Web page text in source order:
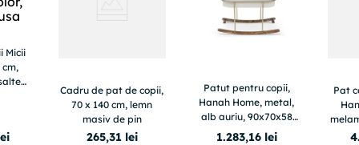
Micii
cm,
Cadru de pat de copii,
70 x 140 cm, lemn
masiv de pin
265,31 lei
Patut pentru copii,
Hanah Home, metal,
alb auriu, 90x70x58
cm
1.283,16 lei
Pat
4